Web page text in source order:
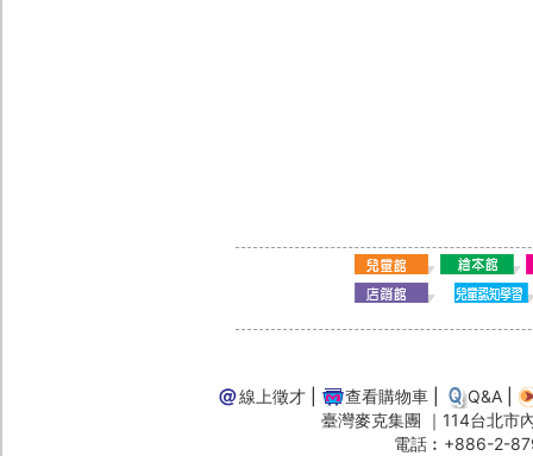
線上徵才 查看購物車 Q&A
臺灣麥克集團 ｜114台北
電話︰+886-2-